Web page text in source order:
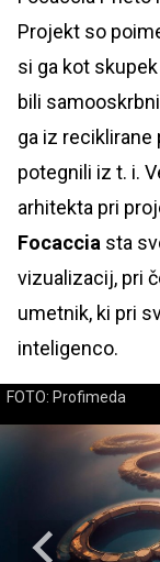
Projekt so
si ga kot
bili
ga iz reciklirane
potegnili iz t. i.
arhitekta pri
Focaccia sta
vizualizacij, pri
umetnik, ki pri
inteligenco.
FOTO: Profimeda